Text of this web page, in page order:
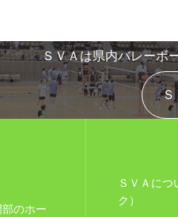
ＳＶＡは県内バレーボ
Ｓ
のホー
ＳＶＡにつ
ク）